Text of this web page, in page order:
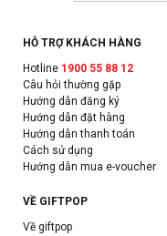
HỖ TRỢ KHÁCH HÀNG
Hotline 1900 55 88 12
Câu hỏi thường gặp
Hướng dẫn đăng ký
Hướng dẫn đặt hàng
Hướng dẫn thanh toán
Cách sử dụng
Hướng dẫn mua e-voucher
VỀ GIFTPOP
Về giftpop